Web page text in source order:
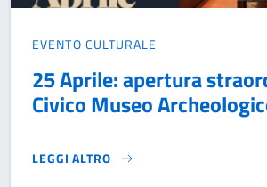
EVENTO CULTURALE
25 Aprile: apertura
Civico Museo
LEGGI ALTRO
25 APRILE: APERTURA